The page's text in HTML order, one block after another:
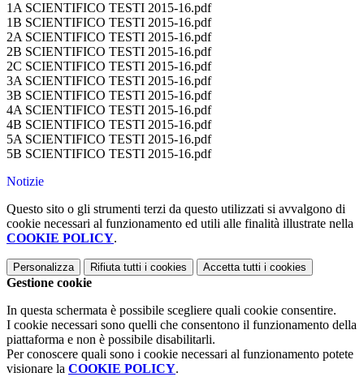
1A SCIENTIFICO TESTI 2015-16.pdf
1B SCIENTIFICO TESTI 2015-16.pdf
2A SCIENTIFICO TESTI 2015-16.pdf
2B SCIENTIFICO TESTI 2015-16.pdf
2C SCIENTIFICO TESTI 2015-16.pdf
3A SCIENTIFICO TESTI 2015-16.pdf
3B SCIENTIFICO TESTI 2015-16.pdf
4A SCIENTIFICO TESTI 2015-16.pdf
4B SCIENTIFICO TESTI 2015-16.pdf
5A SCIENTIFICO TESTI 2015-16.pdf
5B SCIENTIFICO TESTI 2015-16.pdf
Notizie
Questo sito o gli strumenti terzi da questo utilizzati si avvalgono di
cookie necessari al funzionamento ed utili alle finalità illustrate nella
COOKIE POLICY.
Personalizza Rifiuta tutti i cookies Accetta tutti i cookies
Gestione cookie
In questa schermata è possibile scegliere quali cookie consentire.
I cookie necessari sono quelli che consentono il funzionamento della
piattaforma e non è possibile disabilitarli.
Per conoscere quali sono i cookie necessari al funzionamento potete
visionare la COOKIE POLICY.